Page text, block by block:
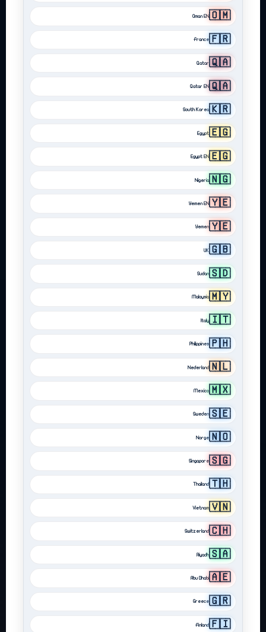
🇴🇲
Oman EN
🇫🇷
France
🇶🇦
Qatar
🇶🇦
Qatar EN
🇰🇷
South Korea
🇪🇬
Egypt
🇪🇬
Egypt EN
🇳🇬
Nigeria
🇾🇪
Yemen EN
🇾🇪
Yemen
🇬🇧
UK
🇸🇩
Sudan
🇲🇾
Malaysia
🇮🇹
Italy
🇵🇭
Philippines
🇳🇱
Nederland
🇲🇽
Mexico
🇸🇪
Sweden
🇳🇴
Norge
🇸🇬
Singapore
🇹🇭
Thailand
🇻🇳
Vietnam
🇨🇭
Switzerland
🇸🇦
Riyadh
🇦🇪
Abu Dhabi
🇬🇷
Greece
🇫🇮
Finland